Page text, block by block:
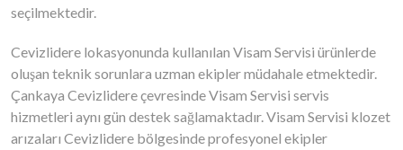
seçilmektedir.
Cevizlidere lokasyonunda kullanılan Visam Servisi ürünlerde
oluşan teknik sorunlara uzman ekipler müdahale etmektedir.
Çankaya Cevizlidere çevresinde Visam Servisi servis
hizmetleri aynı gün destek sağlamaktadır. Visam Servisi klozet
arızaları Cevizlidere bölgesinde profesyonel ekipler